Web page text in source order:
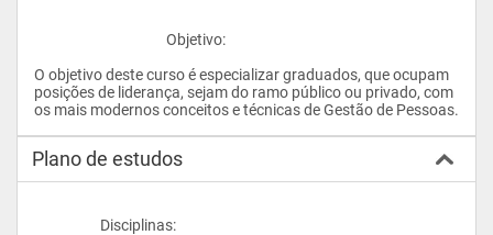
					Objetivo:
O objetivo deste curso é especializar graduados, que ocupam
posições de liderança, sejam do ramo público ou privado, com
Plano de estudos
                    Disciplinas: